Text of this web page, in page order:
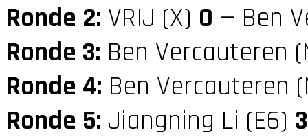
Ronde 2: VRIJ (X) 0 — Ben
Ronde 3: Ben Vercauteren
Ronde 4: Ben Vercauteren
Ronde 5: Jiangning Li (E6) 3